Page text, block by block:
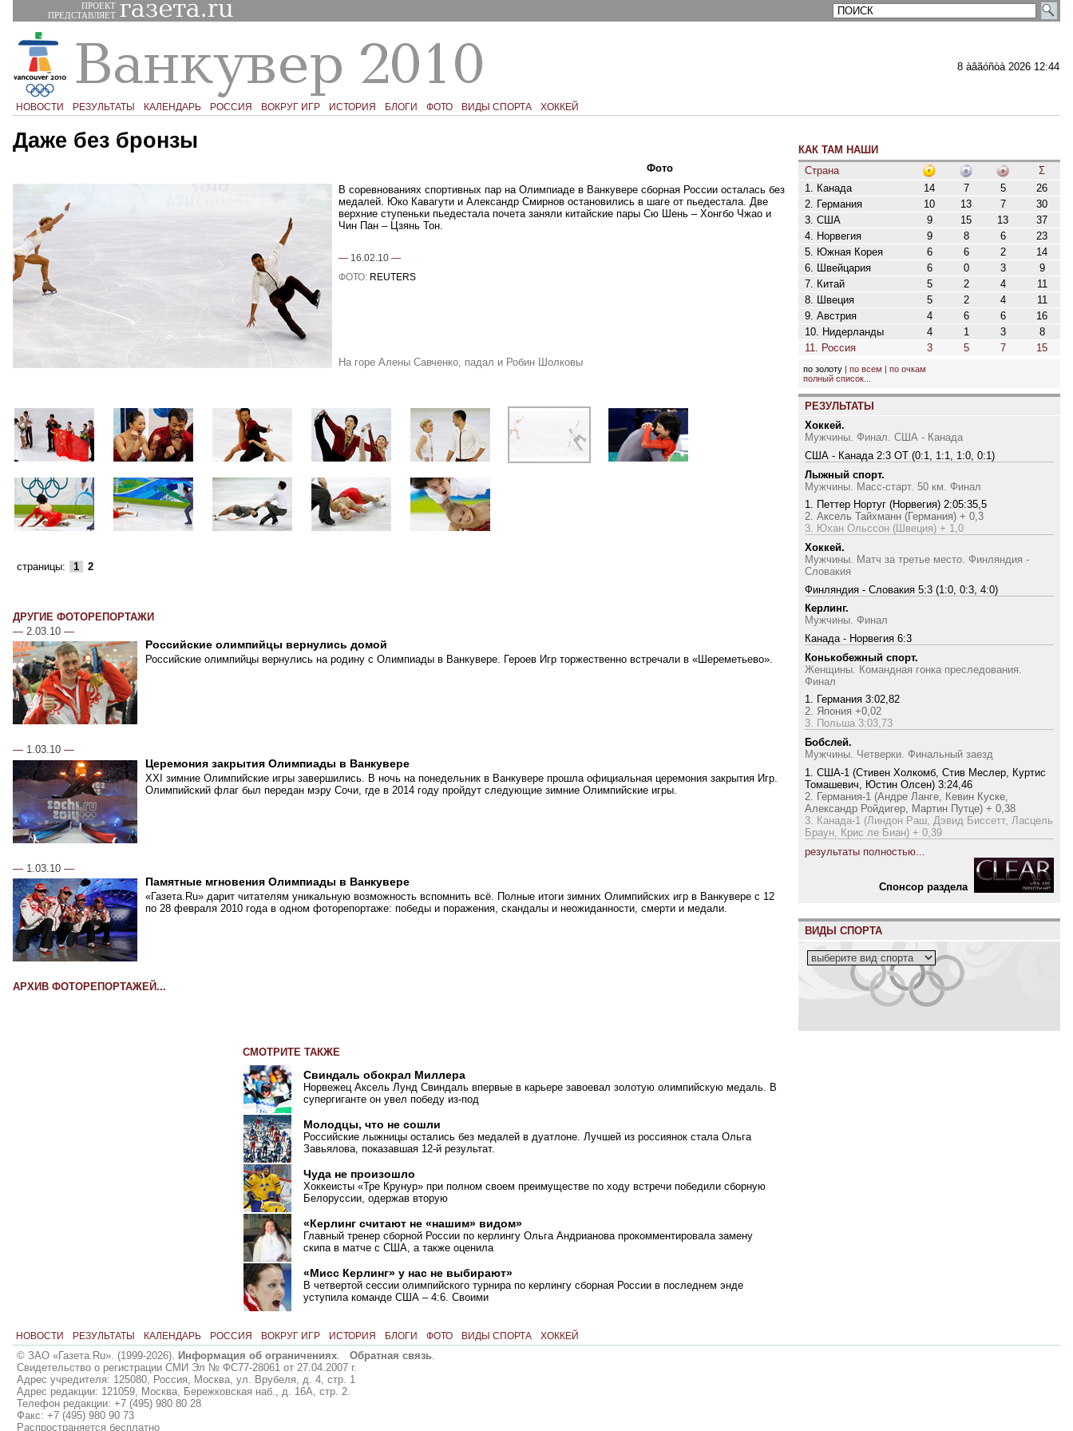
ПРОЕКТ
ПРЕДСТАВЛЯЕТ
8 àâãóñòà 2026 12:44
НОВОСТИ РЕЗУЛЬТАТЫ КАЛЕНДАРЬ РОССИЯ ВОКРУГ ИГР ИСТОРИЯ БЛОГИ ФОТО ВИДЫ СПОРТА ХОККЕЙ
Даже без бронзы
Фото
В соревнованиях спортивных пар на Олимпиаде в Ванкувере сборная России осталась без
медалей. Юко Кавагути и Александр Смирнов остановились в шаге от пьедестала. Две
верхние ступеньки пьедестала почета заняли китайские пары Cю Шень – Хонгбо Чжао и
Чин Пан – Цзянь Тон.
— 16.02.10 —
ФОТО: REUTERS
На горе Алены Савченко, падал и Робин Шолковы
страницы: 1 2
ДРУГИЕ ФОТОРЕПОРТАЖИ
— 2.03.10 —
Российские олимпийцы вернулись домой
Российские олимпийцы вернулись на родину с Олимпиады в Ванкувере. Героев Игр торжественно встречали в «Шереметьево».
— 1.03.10 —
Церемония закрытия Олимпиады в Ванкувере
XXI зимние Олимпийские игры завершились. В ночь на понедельник в Ванкувере прошла официальная церемония закрытия Игр.
Олимпийский флаг был передан мэру Сочи, где в 2014 году пройдут следующие зимние Олимпийские игры.
— 1.03.10 —
Памятные мгновения Олимпиады в Ванкувере
«Газета.Ru» дарит читателям уникальную возможность вспомнить всё. Полные итоги зимних Олимпийских игр в Ванкувере с 12
по 28 февраля 2010 года в одном фоторепортаже: победы и поражения, скандалы и неожиданности, смерти и медали.
АРХИВ ФОТОРЕПОРТАЖЕЙ...
КАК ТАМ НАШИ
Страна
Σ
1. Канада
14 7 5
26
2. Германия
10 13 7
30
3. США
9 15 13
37
4. Норвегия
9 8 6
23
5. Южная Корея
6 6 2
14
6. Швейцария
6 0 3
9
7. Китай
5 2 4
11
8. Швеция
5 2 4
11
9. Австрия
4 6 6
16
10. Нидерланды
4 1 3
8
11. Россия
3 5 7 15
по золоту |по всем |по очкам
полный список...
РЕЗУЛЬТАТЫ
Хоккей.
Мужчины. Финал. США - Канада
США - Канада 2:3 ОТ (0:1, 1:1, 1:0, 0:1)
Лыжный спорт.
Мужчины. Масс-старт. 50 км. Финал
1. Петтер Нортуг (Норвегия) 2:05:35,5
2. Аксель Тайхманн (Германия) + 0,3
3. Юхан Ольссон (Швеция) + 1,0
Хоккей.
Мужчины. Матч за третье место. Финляндия -
Словакия
Финляндия - Словакия 5:3 (1:0, 0:3, 4:0)
Керлинг.
Мужчины. Финал
Канада - Норвегия 6:3
Конькобежный спорт.
Женщины. Командная гонка преследования.
Финал
1. Германия 3:02,82
2. Япония +0,02
3. Польша 3:03,73
Бобслей.
Мужчины. Четверки. Финальный заезд
1. США-1 (Стивен Холкомб, Стив Меслер, Куртис
Томашевич, Юстин Олсен) 3:24,46
2. Германия-1 (Андре Ланге, Кевин Куске,
Александр Ройдигер, Мартин Путце) + 0,38
3. Канада-1 (Линдон Раш, Дэвид Биссетт, Ласцель
Браун, Крис ле Биан) + 0,39
результаты полностью...
Cпонсор раздела
ВИДЫ СПОРТА
СМОТРИТЕ ТАКЖЕ
Свиндаль обокрал Миллера
Норвежец Аксель Лунд Свиндаль впервые в карьере завоевал золотую олимпийскую медаль. В
супергиганте он увел победу из-под
Молодцы, что не сошли
Российские лыжницы остались без медалей в дуатлоне. Лучшей из россиянок стала Ольга
Завьялова, показавшая 12-й результат.
Чуда не произошло
Хоккеисты «Тре Крунур» при полном своем преимуществе по ходу встречи победили сборную
Белоруссии, одержав вторую
«Керлинг считают не «нашим» видом»
Главный тренер сборной России по керлингу Ольга Андрианова прокомментировала замену
скипа в матче с США, а также оценила
«Мисс Керлинг» у нас не выбирают»
В четвертой сессии олимпийского турнира по керлингу сборная России в последнем энде
уступила команде США – 4:6. Своими
НОВОСТИ РЕЗУЛЬТАТЫ КАЛЕНДАРЬ РОССИЯ ВОКРУГ ИГР ИСТОРИЯ БЛОГИ ФОТО ВИДЫ СПОРТА ХОККЕЙ
© ЗАО «Газета.Ru». (1999-2026). Информация об ограничениях Обратная связь
Свидетельство о регистрации СМИ Эл № ФС77-28061 от 27.04.2007 г.
Адрес учредителя: 125080, Россия, Москва, ул. Врубеля, д. 4, стр. 1
Адрес редакции: 121059, Москва, Бережковская наб., д. 16А, стр. 2.
Телефон редакции: +7 (495) 980 80 28
Факс: +7 (495) 980 90 73
Распространяется бесплатно